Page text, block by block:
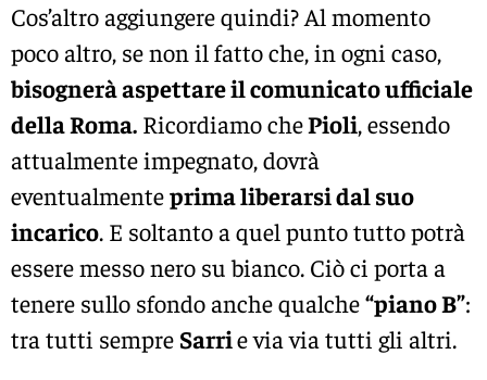
Cos’altro aggiungere quindi? Al momento
poco altro, se non il fatto che, in ogni caso,
bisognerà aspettare il comunicato ufficiale
della Roma. Ricordiamo chePioli, essendo
attualmente impegnato, dovrà
eventualmenteprima liberarsi dal suo
incarico. E soltanto a quel punto tutto potrà
essere messo nero su bianco. Ciò ci porta a
tenere sullo sfondo anche qualche“piano B”:
tra tutti sempre Sarrie via via tutti gli altri.